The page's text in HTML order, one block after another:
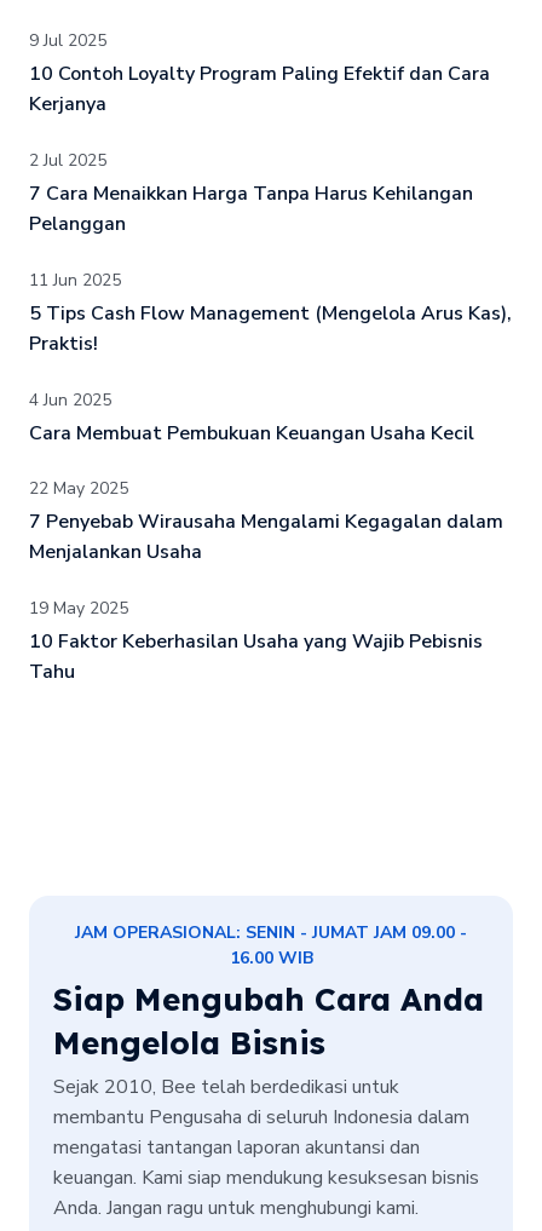
9 Jul 2025
10 Contoh Loyalty Program Paling Efektif dan Cara
Kerjanya
2 Jul 2025
7 Cara Menaikkan Harga Tanpa Harus Kehilangan
Pelanggan
11 Jun 2025
5 Tips Cash Flow Management (Mengelola Arus Kas),
Praktis!
4 Jun 2025
Cara Membuat Pembukuan Keuangan Usaha Kecil
22 May 2025
7 Penyebab Wirausaha Mengalami Kegagalan dalam
Menjalankan Usaha
19 May 2025
10 Faktor Keberhasilan Usaha yang Wajib Pebisnis
Tahu
JAM OPERASIONAL: SENIN - JUMAT JAM 09.00 -
16.00 WIB
Siap Mengubah Cara Anda
Mengelola Bisnis
Sejak 2010, Bee telah berdedikasi untuk
membantu Pengusaha di seluruh Indonesia dalam
mengatasi tantangan laporan akuntansi dan
keuangan. Kami siap mendukung kesuksesan bisnis
Anda. Jangan ragu untuk menghubungi kami.